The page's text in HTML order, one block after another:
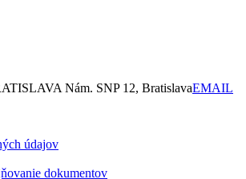
Nám. SNP 12, BratislavaEMAIL
údajov
dokumentov